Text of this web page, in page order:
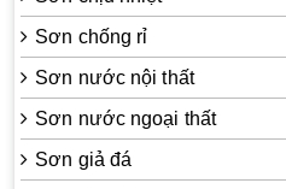
Sơn chống rỉ
Sơn nước nội thất
Sơn nước ngoại thất
Sơn giả đá